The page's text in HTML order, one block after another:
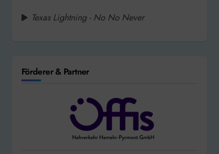
Texas Lightning - No No Never
Förderer & Partner